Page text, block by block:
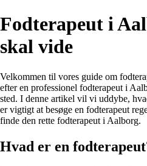
Fodterapeut i
skal vide
Velkommen til vores guide om
efter en professionel fodterapeut i
sted. I denne artikel vil vi uddybe,
er vigtigt at besøge en fodterapeut
finde den rette fodterapeut i Aalborg.
Hvad er en